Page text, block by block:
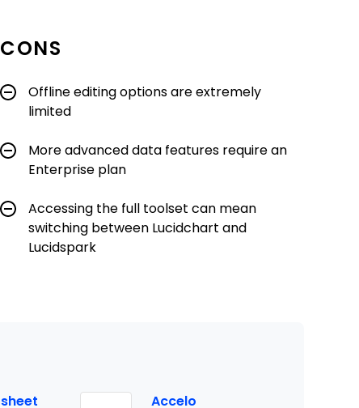
CONS
Offline editing options are extremely
limited
More advanced data features require an
Enterprise plan
Accessing the full toolset can mean
switching between Lucidchart and
Lucidspark
Accelo